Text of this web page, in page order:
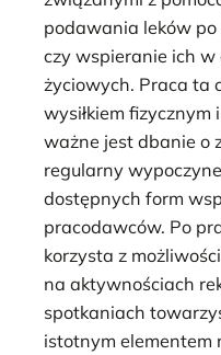
podawania leków
czy wspieranie ich w
życiowych. Praca ta
wysiłkiem
ważne jest dbanie o
regularny
dostępnych form
pracodawców. Po
korzysta z
na aktywnościach
spotkaniach
istotnym elementem